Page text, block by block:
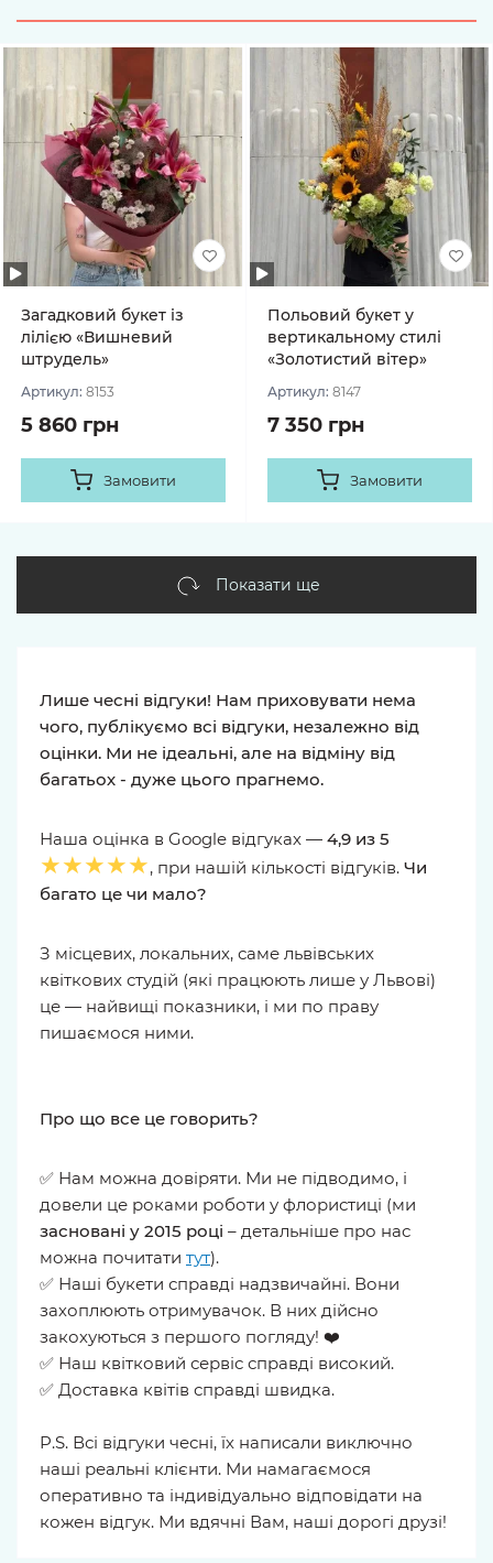
Загадковий букет із
лілією «Вишневий
штрудель»
Артикул: 8153
5 860 грн
Замовити
Польовий букет у
вертикальному стилі
«Золотистий вітер»
Артикул: 8147
7 350 грн
Замовити
Показати ще
Лише чесні відгуки! Нам приховувати нема
чого, публікуємо всі відгуки, незалежно від
оцінки. Ми не ідеальні, але на відміну від
багатьох - дуже цього прагнемо.
Наша оцінка в Google відгуках — 4,9 из 5
★★★★★, при нашій кількості відгуків. Чи
багато це чи мало?
З місцевих, локальних, саме львівських
квіткових студій (які працюють лише у Львові)
це — найвищі показники, і ми по праву
пишаємося ними.
Про що все це говорить?
✅ Нам можна довіряти. Ми не підводимо, і
довели це роками роботи у флористиці (ми
засновані у 2015 році – детальніше про нас
можна почитати тут).
✅ Наші букети справді надзвичайні. Вони
захоплюють отримувачок. В них дійсно
закохуються з першого погляду! ❤️
✅ Наш квітковий сервіс справді високий.
✅ Доставка квітів справді швидка.
P.S. Всі відгуки чесні, їх написали виключно
наші реальні клієнти. Ми намагаємося
оперативно та індивідуально відповідати на
кожен відгук. Ми вдячні Вам, наші дорогі друзі!